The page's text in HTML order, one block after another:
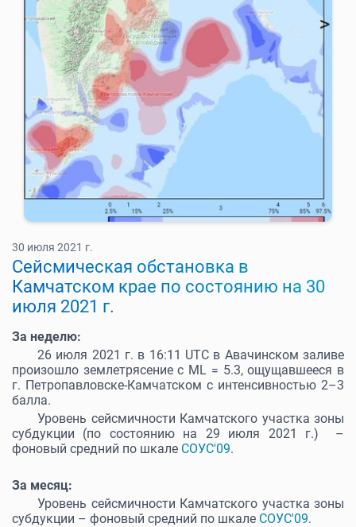
30 июля 2021 г.
Cейсмическая обстановка в
Камчатском крае по состоянию на 30
июля 2021 г.
За неделю:
26 июля 2021 г. в 16:11 UTC в Авачинском заливе
произошло землетрясение с ML = 5.3, ощущавшееся в
г. Петропавловске-Камчатском с интенсивностью 2–3
балла.
Уровень сейсмичности Камчатского участка зоны
субдукции (по состоянию на 29 июля 2021 г.) –
фоновый средний по шкале СОУС'09.
За месяц:
Уровень сейсмичности Камчатского участка зоны
субдукции – фоновый средний по шкале СОУС'09.